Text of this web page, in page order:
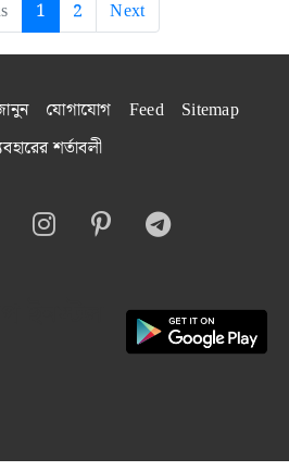
1 2 Next
যোগাযোগ Feed
Sitemap
শর্তাবলী